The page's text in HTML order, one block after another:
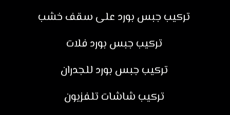
تركيب جبس بورد على سقف خشب
تركيب جبس بورد فلات
تركيب جبس بورد للجدران
تركيب شاشات تلفزيون